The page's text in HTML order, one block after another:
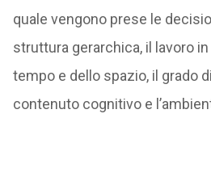
quale vengono prese le
struttura gerarchica, il lavoro
tempo e dello spazio, il grado
contenuto cognitivo e